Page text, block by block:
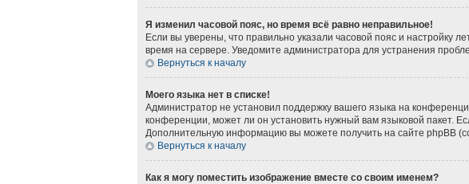
Я изменил часовой пояс, но время всё равно неправильное!
Если вы уверены, что правильно указали часовой пояс и настройку
время на сервере. Уведомите администратора для устранения
Вернуться к началу
Моего языка нет в списке!
Администратор не установил поддержку вашего языка на
конференции, может ли он установить нужный вам языковой пакет.
Дополнительную информацию вы можете получить на сайте phpBB
Вернуться к началу
Как я могу поместить изображение вместе со своим именем?